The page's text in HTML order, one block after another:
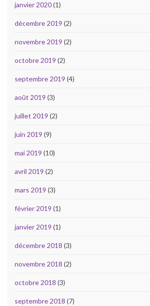
janvier 2020(1)
décembre 2019 (2)
novembre 2019 (2)
octobre 2019 (2)
septembre 2019 (4)
août 2019 (3)
juillet 2019 (2)
juin 2019 (9)
mai 2019 (10)
avril 2019 (2)
mars 2019 (3)
février 2019 (1)
janvier 2019 (1)
décembre 2018 (3)
novembre 2018 (2)
octobre 2018 (3)
septembre 2018 (7)